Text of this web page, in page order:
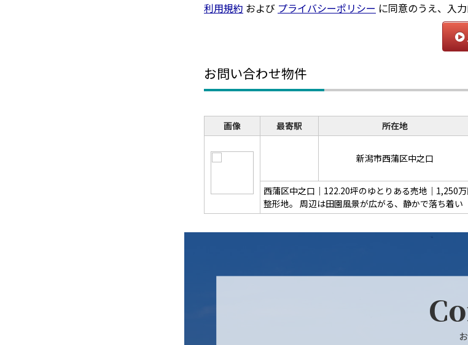
利用規約 および プライバシーポリシー に同意のうえ、入
お問い合わせ物件
画像 最寄駅 所在地
新潟市西蒲区中之口
西蒲区中之口｜122.20坪のゆとりある売地｜1,250
整形地。 周辺は田園風景が広がる、静かで落ち着い